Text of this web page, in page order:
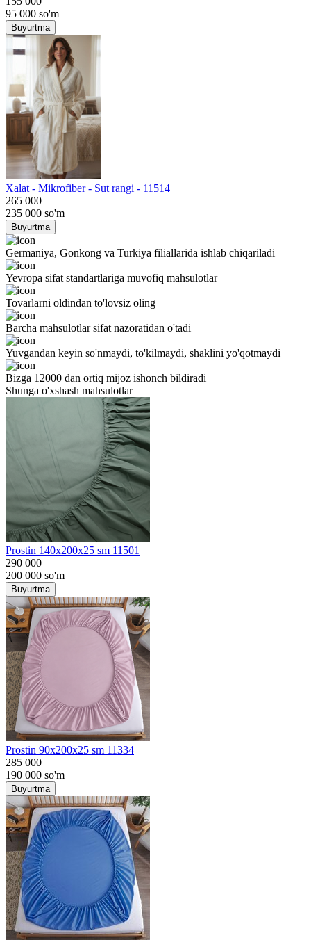
95 000 so'm
Buyurtma
Хalat - Mikrofiber - Sut rangi - 11514
265 000
235 000 so'm
Buyurtma
Germaniya, Gonkong va Turkiya filiallarida ishlab chiqariladi
Yevropa sifat standartlariga muvofiq mahsulotlar
Tovarlarni oldindan to'lovsiz oling
Barcha mahsulotlar sifat nazoratidan o'tadi
Yuvgandan keyin so'nmaydi, to'kilmaydi, shaklini yo'qotmaydi
Bizga 12000 dan ortiq mijoz ishonch bildiradi
Shunga o'xshash mahsulotlar
Prostin 140x200x25 sm 11501
290 000
200 000 so'm
Buyurtma
Prostin 90x200x25 sm 11334
285 000
190 000 so'm
Buyurtma